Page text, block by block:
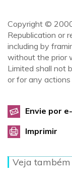
Copyright ©
Republication or
including by
without the prior
Limited shall not
or for any
Envie por
Imprimir
Veja também